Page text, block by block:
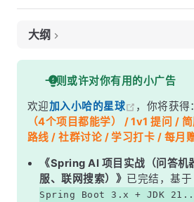
大纲
面试考察点
核心答案
深度解析
一、缓存工作机制
二、四种缓存策略详解
三、生产环境怎么选？
一则或许对你有用的小广告
欢迎加入小哈的星球 ，你将获得：
（4个项目都能学） / 1v1 提问 /
路线 / 社群讨论 / 学习打卡 / 每月
《Spring AI 项目实战（问答机
服、联网搜索）》 已完结，基于
Spring Boot 3.x + JDK